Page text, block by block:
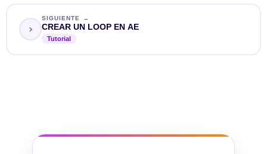
SIGUIENTE →
CREAR UN LOOP EN AE
Tutorial